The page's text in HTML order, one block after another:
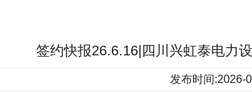
签约快报26.6.16|四川兴虹泰电力
发布时间:2026-